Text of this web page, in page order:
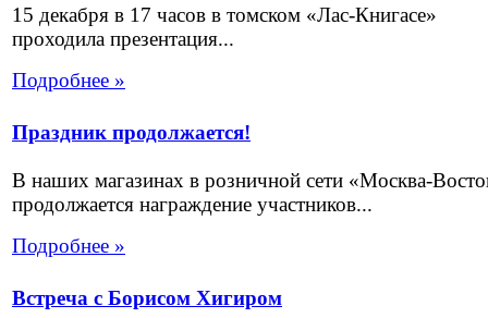
15 декабря в 17 часов в томском «Лас-Книгасе»
проходила презентация...
Подробнее »
Праздник продолжается!
В наших магазинах в розничной сети «Москва-
продолжается награждение участников...
Подробнее »
Встреча с Борисом Хигиром